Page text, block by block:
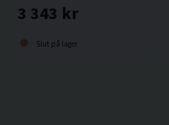
3 343 kr
Slut på lager